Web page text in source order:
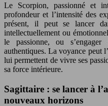
Le Scorpion, passionné et
profondeur et l’intensité des
présent, il peut se lancer
intellectuellement ou
le passionne, ou
authentiques. La voyance peut
lui permettent de vivre ses
sa force intérieure.
Sagittaire : se lancer à
nouveaux horizons